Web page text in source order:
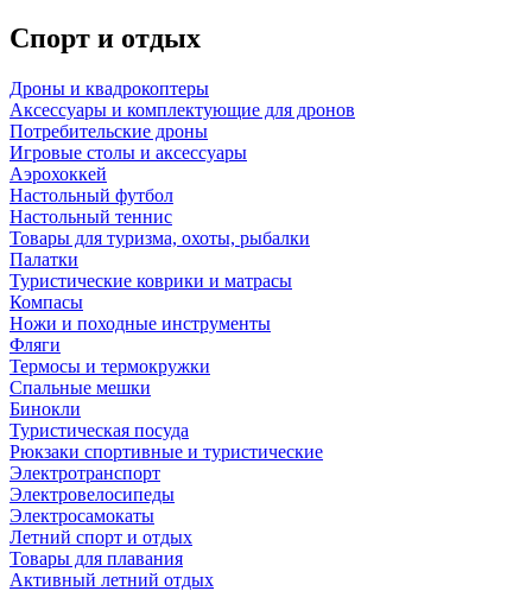
Спорт и отдых
Дроны и квадрокоптеры
Аксессуары и комплектующие для дронов
Потребительские дроны
Игровые столы и аксессуары
Аэрохоккей
Настольный футбол
Настольный теннис
Товары для туризма, охоты, рыбалки
Палатки
Туристические коврики и матрасы
Компасы
Ножи и походные инструменты
Фляги
Термосы и термокружки
Спальные мешки
Бинокли
Туристическая посуда
Рюкзаки спортивные и туристические
Электротранспорт
Электровелосипеды
Электросамокаты
Летний спорт и отдых
Товары для плавания
Активный летний отдых